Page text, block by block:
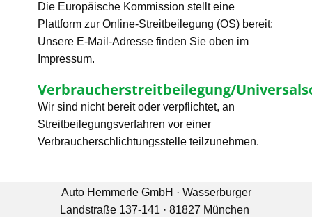
Die Europäische Kommission stellt eine
Plattform zur Online-Streitbeilegung (OS) bereit:
Unsere E-Mail-Adresse finden Sie oben im
Impressum.
Verbraucherstreitbeilegung/
Wir sind nicht bereit oder verpflichtet, an
Streitbeilegungsverfahren vor einer
Verbraucherschlichtungsstelle teilzunehmen.
Auto Hemmerle GmbH · Wasserburger
Landstraße 137-141 · 81827 München